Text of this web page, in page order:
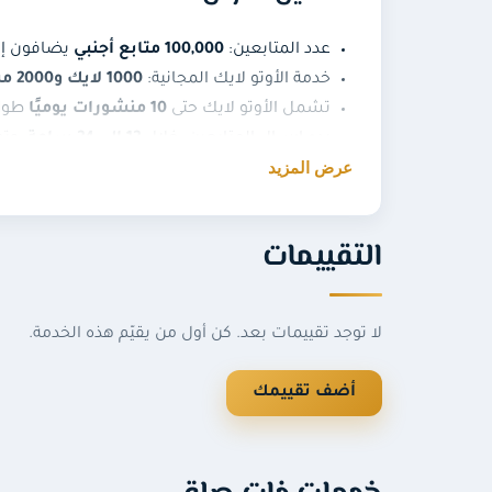
عدد المتابعين: 100,000 متابع أجنبي
يضافون
خدمة الأوتو لايك المجانية: 1000 لايك و2000 مشاهدة
تشمل الأوتو لايك حتى 10 منشورات يوميًا
المطلوب: وضع اسم الحساب في الخانة
شروط الخدمة
لا يمكننا دعم أي حساب طائفي أو عنصري أو
هل المتابعون اشتراكهم شهري
الخدمة بينما يبقى المتابعون معك.
عرض المزيد
التقييمات
لا توجد تقييمات بعد. كن أول من يقيّم هذه الخدمة.
أضف تقييمك